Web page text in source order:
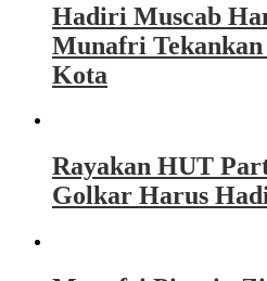
Hadiri Muscab
Munafri Tekankan
Kota
Rayakan HUT
Golkar Harus